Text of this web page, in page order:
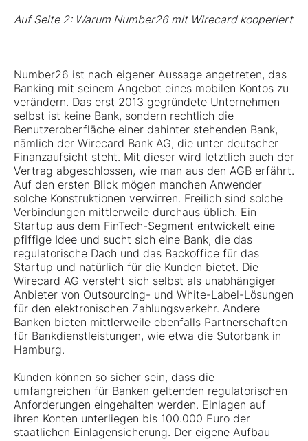
Auf Seite 2: Warum Number26 mit Wirecard kooperiert
Number26 ist nach eigener Aussage angetreten, das
Banking mit seinem Angebot eines mobilen Kontos zu
verändern. Das erst 2013 gegründete Unternehmen
selbst ist keine Bank, sondern rechtlich die
Benutzeroberfläche einer dahinter stehenden Bank,
nämlich der Wirecard Bank AG, die unter deutscher
Finanzaufsicht steht. Mit dieser wird letztlich auch der
Vertrag abgeschlossen, wie man aus den AGB erfährt.
Auf den ersten Blick mögen manchen Anwender
solche Konstruktionen verwirren. Freilich sind solche
Verbindungen mittlerweile durchaus üblich. Ein
Startup aus dem FinTech-Segment entwickelt eine
pfiffige Idee und sucht sich eine Bank, die das
regulatorische Dach und das Backoffice für das
Startup und natürlich für die Kunden bietet. Die
Wirecard AG versteht sich selbst als unabhängiger
Anbieter von Outsourcing- und White-Label-Lösungen
für den elektronischen Zahlungsverkehr. Andere
Banken bieten mittlerweile ebenfalls Partnerschaften
für Bankdienstleistungen, wie etwa die Sutorbank in
Hamburg.
Kunden können so sicher sein, dass die
umfangreichen für Banken geltenden regulatorischen
Anforderungen eingehalten werden. Einlagen auf
ihren Konten unterliegen bis 100.000 Euro der
staatlichen Einlagensicherung. Der eigene Aufbau